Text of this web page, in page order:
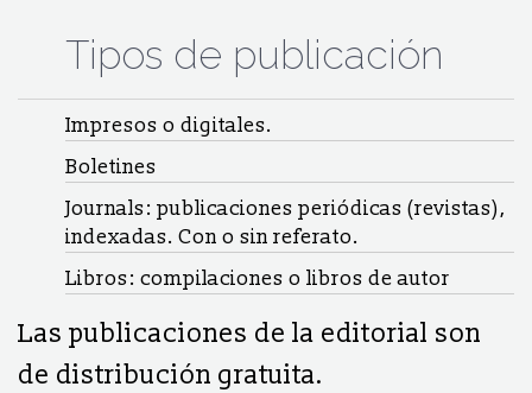
Tipos de publicación
Impresos o digitales.
Boletines
Journals: publicaciones periódicas (revistas),
indexadas. Con o sin referato.
Libros: compilaciones o libros de autor
Las publicaciones de la editorial son
de distribución gratuita.